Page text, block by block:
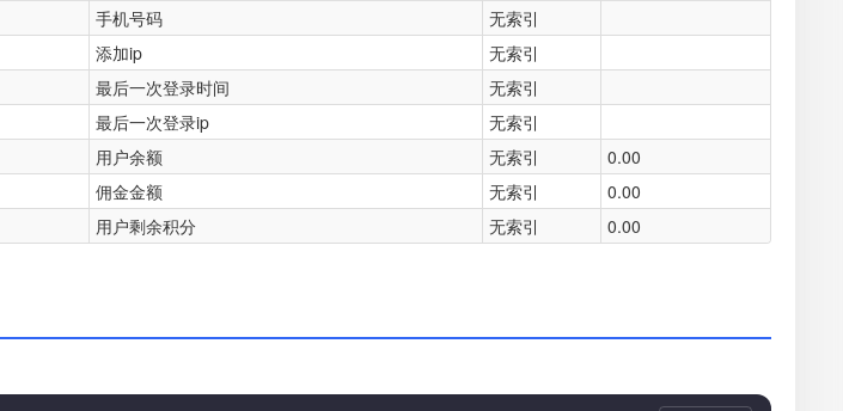
手机号码
无索引
添加ip
无索引
最后一次登录时间
无索引
最后一次登录ip
无索引
用户余额 无索引
0.00
佣金金额 无索引
0.00
用户剩余积分 无索引 0.00